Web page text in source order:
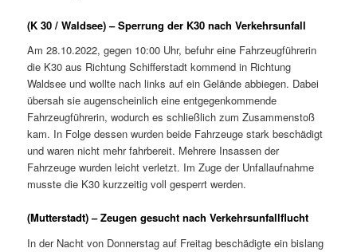
(K 30 / Waldsee) – Sperrung der K30 nach Verkehrsunfall
Am 28.10.2022, gegen 10:00 Uhr, befuhr eine Fahrzeugführerin
die K30 aus Richtung Schifferstadt kommend in Richtung
Waldsee und wollte nach links auf ein Gelände abbiegen. Dabei
übersah sie augenscheinlich eine entgegenkommende
Fahrzeugführerin, wodurch es schließlich zum Zusammenstoß
kam. In Folge dessen wurden beide Fahrzeuge stark beschädigt
und waren nicht mehr fahrbereit. Mehrere Insassen der
Fahrzeuge wurden leicht verletzt. Im Zuge der Unfallaufnahme
musste die K30 kurzzeitig voll gesperrt werden.
(Mutterstadt) – Zeugen gesucht nach Verkehrsunfallflucht
In der Nacht von Donnerstag auf Freitag beschädigte ein bislang